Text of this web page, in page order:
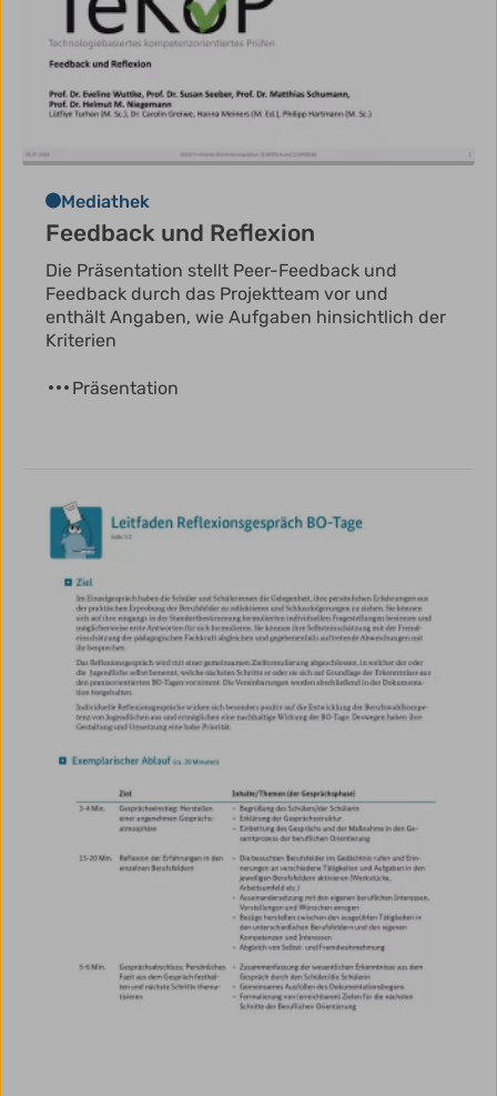
Mediathek
Feedback und Reflexion
Die Präsentation stellt Peer-Feedback und
Feedback durch das Projektteam vor und
enthält Angaben, wie Aufgaben hinsichtlich der
Kriterien
Präsentation